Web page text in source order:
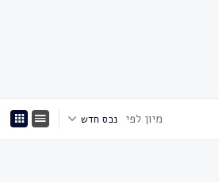
מיון לפי נכס חדש